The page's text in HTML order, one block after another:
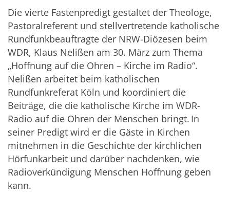
Die vierte Fastenpredigt gestaltet der Theologe,
Pastoralreferent und stellvertretende katholische
Rundfunkbeauftragte der NRW-Diözesen beim
WDR, Klaus Nelißen am 30. März zum Thema
„Hoffnung auf die Ohren – Kirche im Radio“.
Nelißen arbeitet beim katholischen
Rundfunkreferat Köln und koordiniert die
Beiträge, die die katholische Kirche im WDR-
Radio auf die Ohren der Menschen bringt. In
seiner Predigt wird er die Gäste in Kirchen
mitnehmen in die Geschichte der kirchlichen
Hörfunkarbeit und darüber nachdenken, wie
Radioverkündigung Menschen Hoffnung geben
kann.